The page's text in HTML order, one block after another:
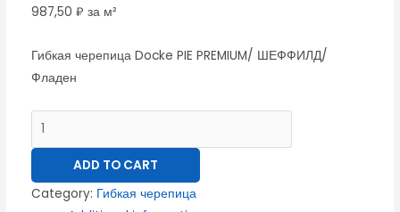
987,50 ₽ за м²
Гибкая черепица Docke PIE PREMIUM/ ШЕФФИЛД/
Фладен
ADD TO CART
Category: Гибкая черепица